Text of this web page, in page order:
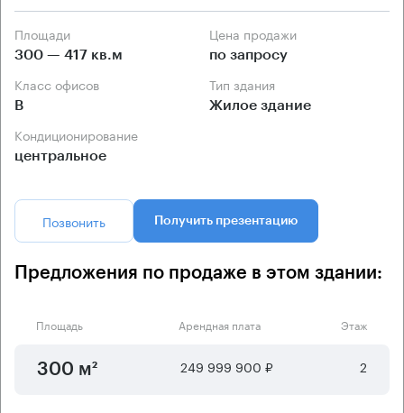
Площади
300 — 417 кв.м
Цена продажи
по запросу
Класс офисов
B
Тип здания
Жилое здание
Кондиционирование
центральное
Позвонить Получить презентацию
Предложения по продаже в этом здании:
Площадь Арендная плата Этаж
300 м² 249 999 900 ₽ 2